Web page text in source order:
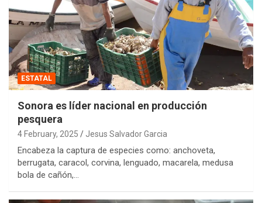
ESTATAL
Sonora es líder nacional en producción
pesquera
4 February, 2025 Jesus Salvador Garcia
Encabeza la captura de especies como: anchoveta,
berrugata, caracol, corvina, lenguado, macarela, medusa
bola de cañón,…